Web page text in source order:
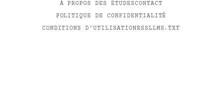
À PROPOS DES ÉTUDESCONTACT
POLITIQUE DE CONFIDENTIALITÉ
CONDITIONS D'UTILISATIONRSSLLMS.TXT